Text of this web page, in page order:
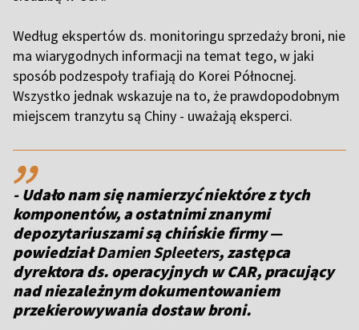
Według ekspertów ds. monitoringu sprzedaży broni, nie
ma wiarygodnych informacji na temat tego, w jaki
sposób podzespoły trafiają do Korei Północnej.
Wszystko jednak wskazuje na to, że prawdopodobnym
miejscem tranzytu są Chiny - uważają eksperci.
,,
- Udało nam się namierzyć niektóre z tych
komponentów, a ostatnimi znanymi
depozytariuszami są chińskie firmy —
powiedziałDamien Spleeters, zastępca
dyrektora ds. operacyjnych w CAR, pracujący
nad niezależnym dokumentowaniem
przekierowywania dostaw broni.